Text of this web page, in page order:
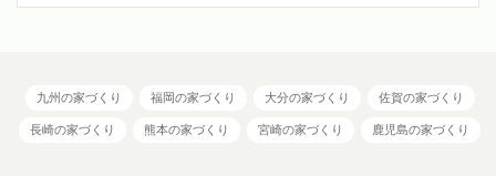
九州の家づくり 福岡の家づくり 大分の家づくり 佐賀の家づくり
長崎の家づくり 熊本の家づくり 宮崎の家づくり 鹿児島の家づくり